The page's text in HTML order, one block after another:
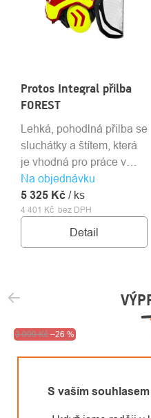
S vaším
Protos Integral přilba
FOREST
Na objednávku
4 401 Kč bez DPH
5 325 Kč / ks
Detail
Lehká, pohodlná přilba se
sluchátky a štítem, která
je vhodná pro práce v
lese a práce s motorovou
pilou.
Akce Výprodej
3 099 Kč –26 %